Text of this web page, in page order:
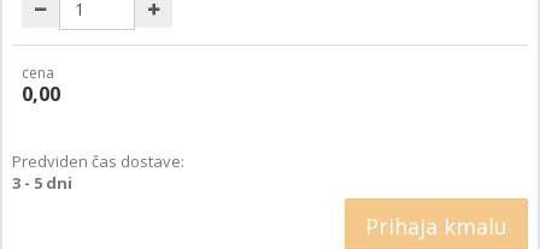
cena
0,00
Predviden čas dostave:
3 - 5 dni
Prihaja kmalu